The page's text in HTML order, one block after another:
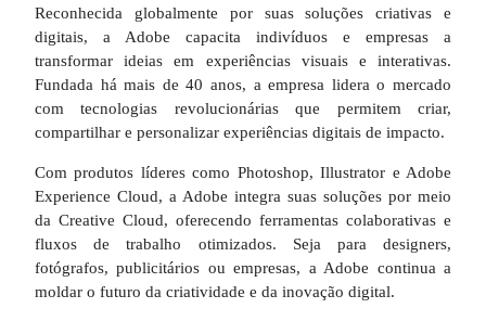
Reconhecida globalmente por suas soluções criativas e
digitais, a Adobe capacita indivíduos e empresas a
transformar ideias em experiências visuais e interativas.
Fundada há mais de 40 anos, a empresa lidera o mercado
com tecnologias revolucionárias que permitem criar,
compartilhar e personalizar experiências digitais de impacto.
Com produtos líderes como Photoshop, Illustrator e Adobe
Experience Cloud, a Adobe integra suas soluções por meio
da Creative Cloud, oferecendo ferramentas colaborativas e
fluxos de trabalho otimizados. Seja para designers,
fotógrafos, publicitários ou empresas, a Adobe continua a
moldar o futuro da criatividade e da inovação digital.